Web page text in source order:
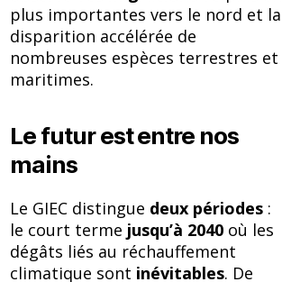
plus importantes vers le nord et la
disparition accélérée de
nombreuses espèces terrestres et
maritimes.
Le futur est entre nos
mains
Le GIEC distingue deux périodes :
le court terme jusqu’à 2040 où les
dégâts liés au réchauffement
climatique sont inévitables. De